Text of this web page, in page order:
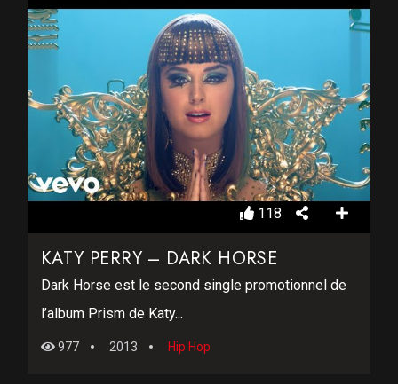
118
KATY PERRY – DARK HORSE
Dark Horse est le second single promotionnel de
l’album Prism de Katy...
977 2013 Hip Hop